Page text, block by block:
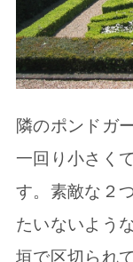
隣のポンドガ
一回り小さく
す。素敵な２
たいないよう
垣で区切られ